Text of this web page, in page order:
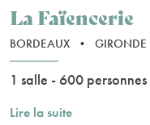
La Faïencerie
BORDEAUX • GIRONDE
1 salle - 600
Lire la suite